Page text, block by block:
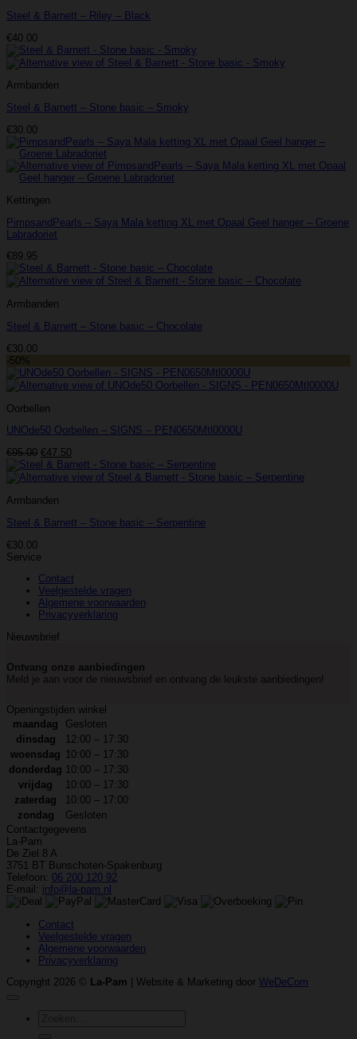
Steel & Barnett – Riley – Black
€40.00
Armbanden
Steel & Barnett – Stone basic – Smoky
€30.00
Kettingen
PimpsandPearls – Saya Mala ketting XL met Opaal Geel hanger – Groene
Labradoriet
€89.95
Armbanden
Steel & Barnett – Stone basic – Chocolate
€30.00
-50%
Oorbellen
UNOde50 Oorbellen – SIGNS – PEN0650Mtl0000U
€95.00 Oorspronkelijke
prijs
was:
€47.50Huidige
prijs
is:
Armbanden
Steel & Barnett – Stone basic – Serpentine
€30.00
Service
Contact
Veelgestelde vragen
Algemene voorwaarden
Privacyverklaring
Nieuwsbrief
Ontvang onze aanbiedingen
Meld je aan voor de nieuwsbrief en ontvang de leukste aanbiedingen!
Openingstijden winkel
maandag
Gesloten
dinsdag
12:00 – 17:30
woensdag 10:00 – 17:30
donderdag 10:00 – 17:30
vrijdag
10:00 – 17:30
zaterdag
10:00 – 17:00
zondag
Gesloten
Contactgegevens
La-Pam
De Ziel 8 A
3751 BT Bunschoten-Spakenburg
Telefoon: 06 200 120 92
E-mail: info@la-pam.nl
Contact
Veelgestelde vragen
Algemene voorwaarden
Privacyverklaring
Copyright 2026 © La-Pam | Website & Marketing door WeDeCom